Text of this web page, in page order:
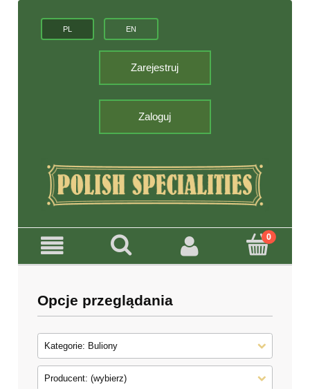
PL EN
Zarejestruj
Zaloguj
Opcje przeglądania
Kategorie: Buliony
Producent: (wybierz)